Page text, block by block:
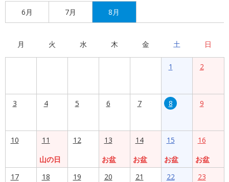
6月 7月 8月
月 火 水 木 金 土 日
1 2
3 4 5 6 7 8 9
10
11
山の日
12
13
お盆
14
お盆
15
お盆
16
お盆
17
18 19 20 21 22 23